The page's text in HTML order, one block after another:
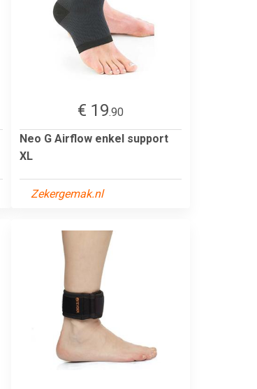
€ 19.90
Neo G Airflow enkel support
XL
Zekergemak.nl